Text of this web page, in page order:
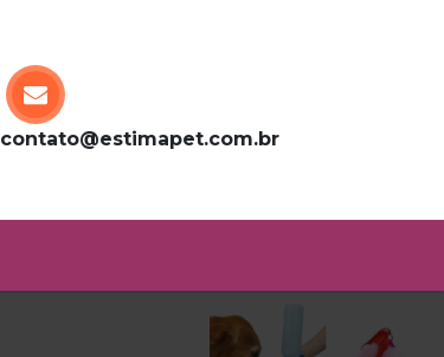
contato@estimapet.com.br